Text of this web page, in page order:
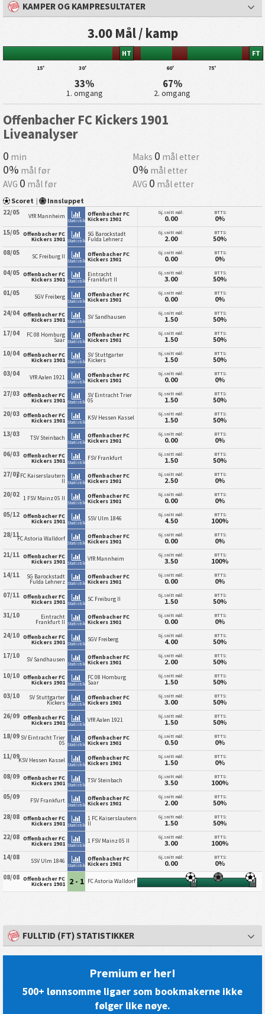
KAMPER OG KAMPRESULTATER
3.00 Mål / kamp
15' 30'
HT
60' 75'
FT
33%
1. omgang
67%
2. omgang
Offenbacher FC Kickers 1901
Liveanalyser
0 min Maks 0 mål etter
0% mål før 0% mål etter
AVG 0 mål før AVG 0 mål etter
Scoret | Innsluppet
22/05 VfR Mannheim
Statistikk
Offenbacher FC
Kickers 1901
Gj.snitt mål:
0.00
BTTS:
0%
15/05 Offenbacher FC
Kickers 1901 Statistikk
SG Barockstadt
Fulda Lehnerz
Gj.snitt mål:
2.00
BTTS:
50%
08/05 SC Freiburg II
Statistikk
Offenbacher FC
Kickers 1901
Gj.snitt mål:
0.00
BTTS:
0%
04/05 Offenbacher FC
Kickers 1901 Statistikk
Eintracht
Frankfurt II
Gj.snitt mål:
3.00
BTTS:
50%
01/05 SGV Freiberg
Statistikk
Offenbacher FC
Kickers 1901
Gj.snitt mål:
0.00
BTTS:
0%
24/04 Offenbacher FC
Kickers 1901 Statistikk
SV Sandhausen Gj.snitt mål:
1.50
BTTS:
50%
17/04 FC 08 Homburg
Saar Statistikk
Offenbacher FC
Kickers 1901
Gj.snitt mål:
1.50
BTTS:
50%
10/04 Offenbacher FC
Kickers 1901 Statistikk
SV Stuttgarter
Kickers
Gj.snitt mål:
1.50
BTTS:
50%
03/04 VfR Aalen 1921
Statistikk
Offenbacher FC
Kickers 1901
Gj.snitt mål:
0.00
BTTS:
0%
27/03 Offenbacher FC
Kickers 1901 Statistikk
SV Eintracht Trier
05
Gj.snitt mål:
1.50
BTTS:
50%
20/03 Offenbacher FC
Kickers 1901 Statistikk
KSV Hessen Kassel Gj.snitt mål:
1.50
BTTS:
50%
13/03 TSV Steinbach
Statistikk
Offenbacher FC
Kickers 1901
Gj.snitt mål:
0.00
BTTS:
0%
06/03 Offenbacher FC
Kickers 1901 Statistikk
FSV Frankfurt Gj.snitt mål:
1.50
BTTS:
50%
27/021 FC Kaiserslautern
II Statistikk
Offenbacher FC
Kickers 1901
Gj.snitt mål:
2.50
BTTS:
0%
20/02 1 FSV Mainz 05 II
Statistikk
Offenbacher FC
Kickers 1901
Gj.snitt mål:
0.00
BTTS:
0%
05/12 Offenbacher FC
Kickers 1901 Statistikk
SSV Ulm 1846 Gj.snitt mål:
4.50
BTTS:
100%
28/11FC Astoria Walldorf
Statistikk
Offenbacher FC
Kickers 1901
Gj.snitt mål:
0.00
BTTS:
0%
21/11 Offenbacher FC
Kickers 1901 Statistikk
VfR Mannheim Gj.snitt mål:
3.50
BTTS:
100%
14/11 SG Barockstadt
Fulda Lehnerz Statistikk
Offenbacher FC
Kickers 1901
Gj.snitt mål:
0.00
BTTS:
0%
07/11 Offenbacher FC
Kickers 1901 Statistikk
SC Freiburg II Gj.snitt mål:
1.50
BTTS:
50%
31/10 Eintracht
Frankfurt II Statistikk
Offenbacher FC
Kickers 1901
Gj.snitt mål:
0.00
BTTS:
0%
24/10 Offenbacher FC
Kickers 1901 Statistikk
SGV Freiberg Gj.snitt mål:
4.00
BTTS:
50%
17/10 SV Sandhausen
Statistikk
Offenbacher FC
Kickers 1901
Gj.snitt mål:
2.00
BTTS:
50%
10/10 Offenbacher FC
Kickers 1901 Statistikk
FC 08 Homburg
Saar
Gj.snitt mål:
1.50
BTTS:
50%
03/10 SV Stuttgarter
Kickers Statistikk
Offenbacher FC
Kickers 1901
Gj.snitt mål:
3.00
BTTS:
50%
26/09 Offenbacher FC
Kickers 1901 Statistikk
VfR Aalen 1921 Gj.snitt mål:
1.50
BTTS:
50%
18/09 SV Eintracht Trier
05 Statistikk
Offenbacher FC
Kickers 1901
Gj.snitt mål:
0.50
BTTS:
0%
11/09KSV Hessen Kassel
Statistikk
Offenbacher FC
Kickers 1901
Gj.snitt mål:
1.50
BTTS:
0%
08/09 Offenbacher FC
Kickers 1901 Statistikk
TSV Steinbach Gj.snitt mål:
3.50
BTTS:
100%
05/09 FSV Frankfurt
Statistikk
Offenbacher FC
Kickers 1901
Gj.snitt mål:
2.00
BTTS:
50%
28/08 Offenbacher FC
Kickers 1901 Statistikk
1 FC Kaiserslautern
II
Gj.snitt mål:
1.50
BTTS:
50%
22/08 Offenbacher FC
Kickers 1901 Statistikk
1 FSV Mainz 05 II Gj.snitt mål:
3.00
BTTS:
100%
14/08 SSV Ulm 1846
Statistikk
Offenbacher FC
Kickers 1901
Gj.snitt mål:
0.00
BTTS:
0%
08/08 Offenbacher FC
Kickers 1901 2 - 1 FC Astoria Walldorf HT FT
FULLTID (FT) STATISTIKKER
Premium er her!
500+ lønnsomme ligaer som bookmakerne ikke
følger like nøye.